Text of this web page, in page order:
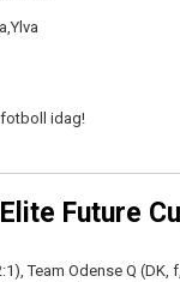
fotboll idag!
Future
Team Odense Q